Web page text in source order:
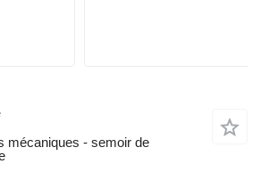
mécaniques - semoir de